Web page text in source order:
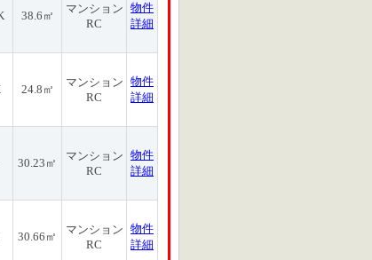
38.6㎡
マンション
RC
物件
詳細
24.8㎡
マンション
RC
物件
詳細
30.23㎡
マンション
RC
物件
詳細
30.66㎡
マンション
RC
物件
詳細